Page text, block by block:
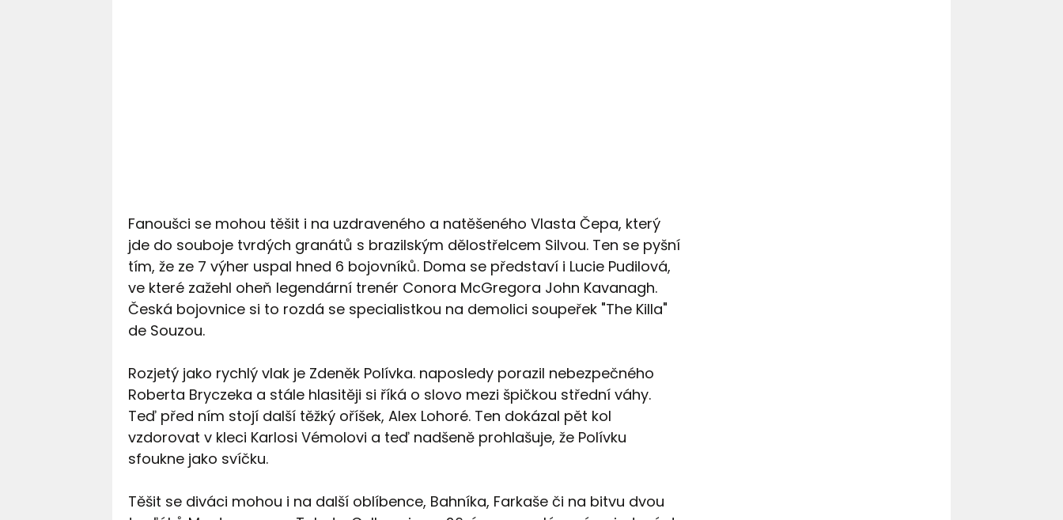
Fanoušci se mohou těšit i na uzdraveného a natěšeného Vlasta Čepa, který
jde do souboje tvrdých granátů s brazilským dělostřelcem Silvou. Ten se pyšní
tím, že ze 7 výher uspal hned 6 bojovníků. Doma se představí i Lucie Pudilová,
ve které zažehl oheň legendární trenér Conora McGregora John Kavanagh.
Česká bojovnice si to rozdá se specialistkou na demolici soupeřek "The Killa"
de Souzou.
Rozjetý jako rychlý vlak je Zdeněk Polívka. naposledy porazil nebezpečného
Roberta Bryczeka a stále hlasitěji si říká o slovo mezi špičkou střední váhy.
Teď před ním stojí další těžký oříšek, Alex Lohoré. Ten dokázal pět kol
vzdorovat v kleci Karlosi Vémolovi a teď nadšeně prohlašuje, že Polívku
sfoukne jako svíčku.
Těšit se diváci mohou i na další oblíbence, Bahníka, Farkaše či na bitvu dvou